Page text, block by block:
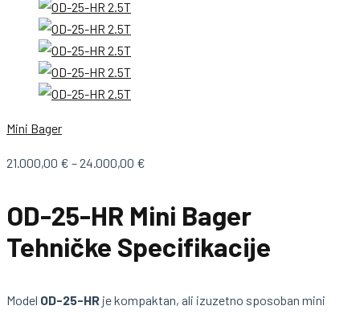
Mini Bager
21.000,00 € – 24.000,00 €
od
21.000,00 €
do
OD-25-HR Mini Bager
Tehničke Specifikacije
Model OD-25-HR je kompaktan, ali izuzetno sposoban mini